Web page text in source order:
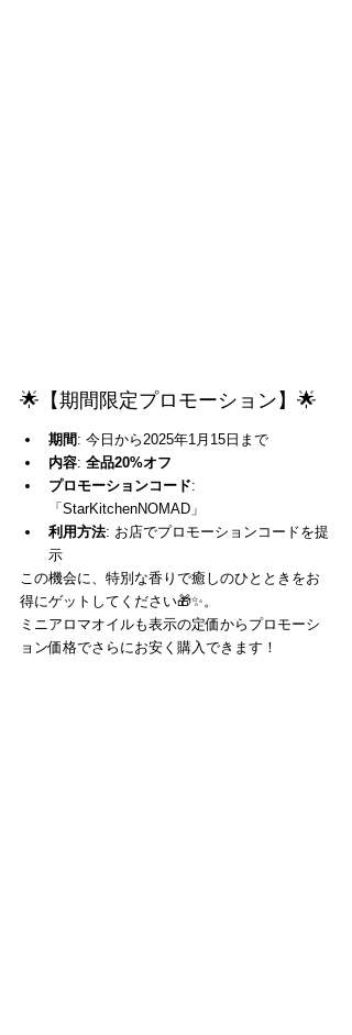
🌟【期間限定プロモーション】🌟
期間 : 今日から2025年1月15日まで
内容: 全品20%オフ
プロモーションコード:
「StarKitchenNOMAD」
利用方法: お店でプロモーションコードを提
示
この機会に、特別な香りで癒しのひとときをお
得にゲットしてください🎁✨。
ミニアロマオイルも表示の定価からプロモーシ
ョン価格でさらにお安く購入できます！